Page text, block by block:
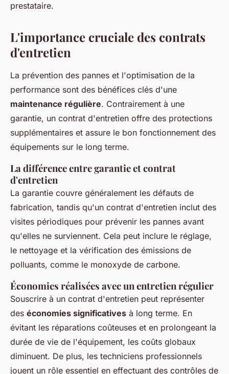
prestataire.
L'importance cruciale des contrats
d'entretien
La prévention des pannes et l'optimisation de la
performance sont des bénéfices clés d'une
maintenance régulière. Contrairement à une
garantie, un contrat d'entretien offre des protections
supplémentaires et assure le bon fonctionnement des
équipements sur le long terme.
La différence entre garantie et contrat
d'entretien
La garantie couvre généralement les défauts de
fabrication, tandis qu'un contrat d'entretien inclut des
visites périodiques pour prévenir les pannes avant
qu'elles ne surviennent. Cela peut inclure le réglage,
le nettoyage et la vérification des émissions de
polluants, comme le monoxyde de carbone.
Économies réalisées avec un entretien régulier
Souscrire à un contrat d'entretien peut représenter
des économies significatives à long terme. En
évitant les réparations coûteuses et en prolongeant la
durée de vie de l'équipement, les coûts globaux
diminuent. De plus, les techniciens professionnels
jouent un rôle essentiel en effectuant des contrôles de